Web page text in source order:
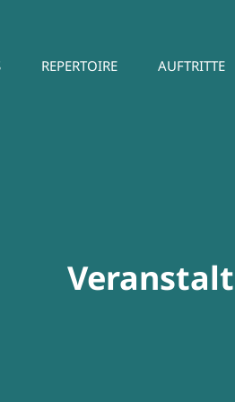
REPERTOIRE AUFTRITTE